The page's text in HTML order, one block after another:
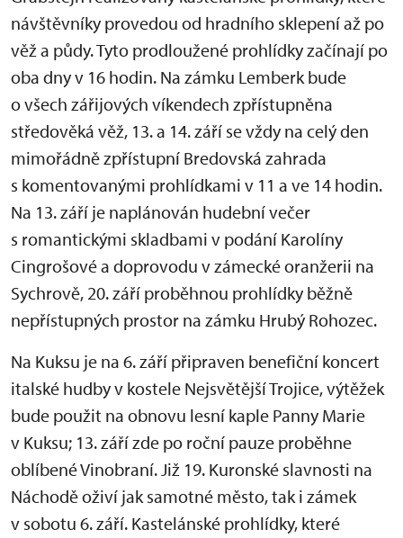
návštěvníky provedou od hradního sklepení až po
věž a půdy. Tyto prodloužené prohlídky začínají po
oba dny v 16 hodin. Na zámku Lemberk bude
o všech zářijových víkendech zpřístupněna
středověká věž, 13. a 14. září se vždy na celý den
mimořádně zpřístupní Bredovská zahrada
s komentovanými prohlídkami v 11 a ve 14 hodin.
Na 13. září je naplánován hudební večer
s romantickými skladbami v podání Karolíny
Cingrošové a doprovodu v zámecké oranžerii na
Sychrově, 20. září proběhnou prohlídky běžně
nepřístupných prostor na zámku Hrubý Rohozec.
Na Kuksu je na 6. září připraven benefiční koncert
italské hudby v kostele Nejsvětější Trojice, výtěžek
bude použit na obnovu lesní kaple Panny Marie
v Kuksu; 13. září zde po roční pauze proběhne
oblíbené Vinobraní. Již 19. Kuronské slavnosti na
Náchodě oživí jak samotné město, tak i zámek
v sobotu 6. září. Kastelánské prohlídky, které